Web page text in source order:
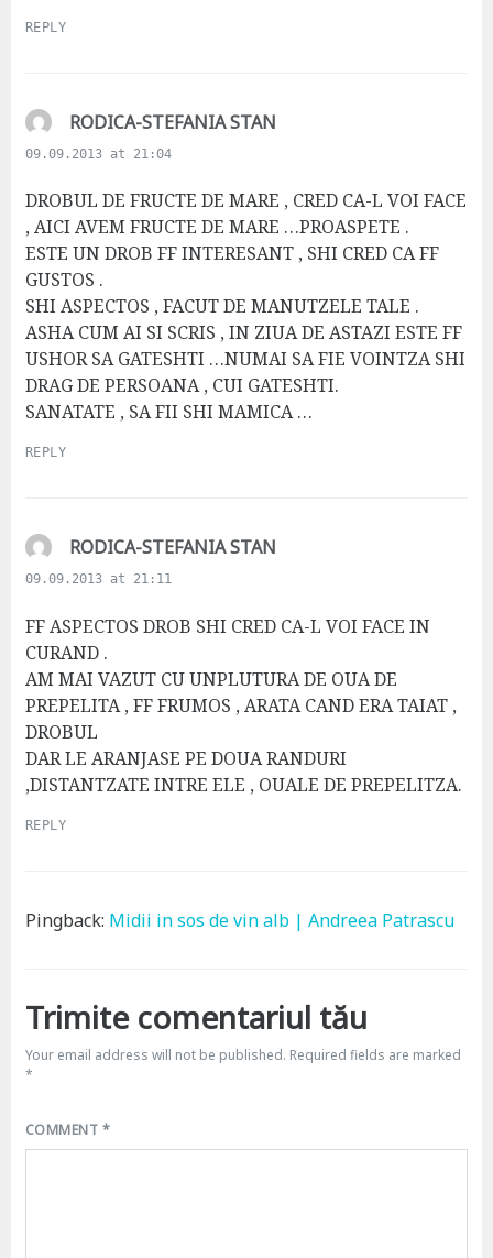
REPLY
RODICA-STEFANIA STANs
s
:
09.09.2013 at 21:04
DROBUL DE FRUCTE DE MARE , CRED CA-L VOI FACE
, AICI AVEM FRUCTE DE MARE …PROASPETE .
ESTE UN DROB FF INTERESANT , SHI CRED CA FF
GUSTOS .
SHI ASPECTOS , FACUT DE MANUTZELE TALE .
ASHA CUM AI SI SCRIS , IN ZIUA DE ASTAZI ESTE FF
USHOR SA GATESHTI …NUMAI SA FIE VOINTZA SHI
DRAG DE PERSOANA , CUI GATESHTI.
SANATATE , SA FII SHI MAMICA …
REPLY
RODICA-STEFANIA STANs
s
09.09.2013 at 21:11
FF ASPECTOS DROB SHI CRED CA-L VOI FACE IN
CURAND .
AM MAI VAZUT CU UNPLUTURA DE OUA DE
PREPELITA , FF FRUMOS , ARATA CAND ERA TAIAT ,
DROBUL
DAR LE ARANJASE PE DOUA RANDURI
,DISTANTZATE INTRE ELE , OUALE DE PREPELITZA.
REPLY
Pingback: Midii in sos de vin alb | Andreea Patrascu
Trimite comentariul tău
Your email address will not be published. Required fields are marked
*
COMMENT *